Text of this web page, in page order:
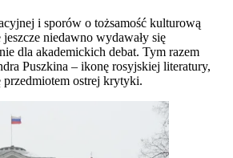
i sporów o tożsamość kulturową
niedawno wydawały się
dla akademickich debat. Tym razem
Puszkina – ikonę rosyjskiej literatury,
przedmiotem ostrej krytyki.